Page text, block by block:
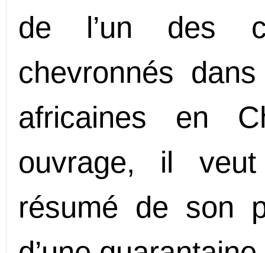
de l’un des
chevronnés
africaines en
ouvrage, il
résumé de son